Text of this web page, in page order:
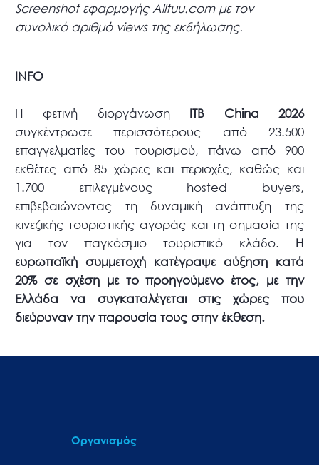
Screenshot εφαρμογής Alltuu.com με τον
συνολικό αριθμό views της εκδήλωσης.
INFO
Η φετινή διοργάνωση ITB China 2026
συγκέντρωσε περισσότερους από 23.500
επαγγελματίες του τουρισμού, πάνω από 900
εκθέτες από 85 χώρες και περιοχές, καθώς και
1.700 επιλεγμένους hosted buyers,
επιβεβαιώνοντας τη δυναμική ανάπτυξη της
κινεζικής τουριστικής αγοράς και τη σημασία της
για τον παγκόσμιο τουριστικό κλάδο. Η
ευρωπαϊκή συμμετοχή κατέγραψε αύξηση κατά
20% σε σχέση με το προηγούμενο έτος, με την
Ελλάδα να συγκαταλέγεται στις χώρες που
διεύρυναν την παρουσία τους στην έκθεση.
Οργανισμός